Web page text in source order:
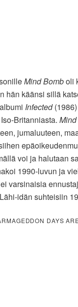
Mind Bomboli
hän käänsi sillä
Infected(1986)
Britanniasta.
jumaluuteen,
voi ja halutaan
1990-luvun ja
varsinaisia
idän suhteisiin
DAYS